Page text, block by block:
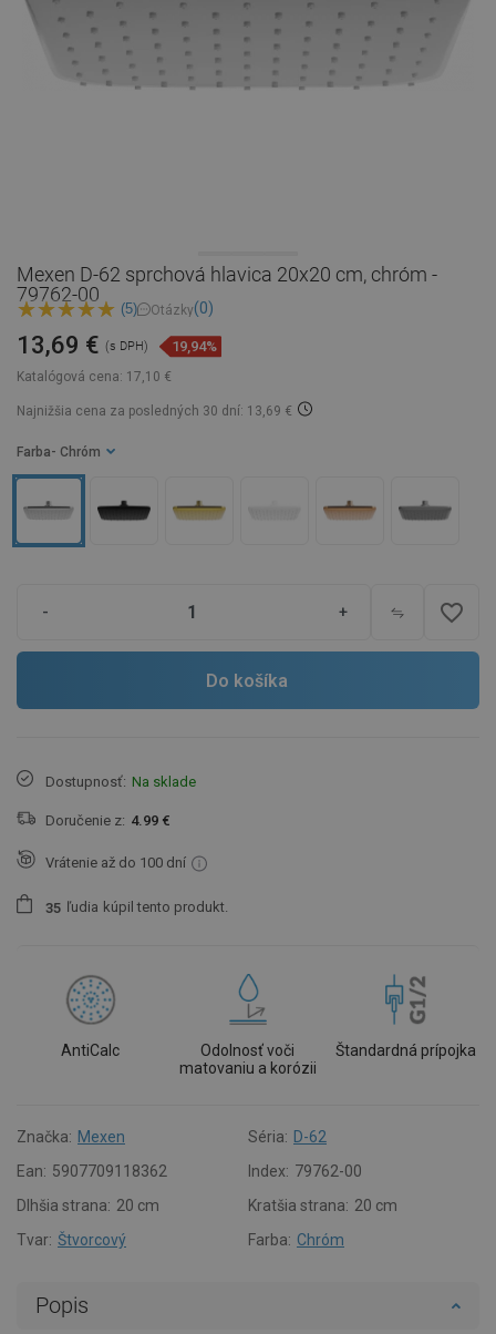
Mexen D-62 sprchová hlavica 20x20 cm, chróm -
79762-00
(5) Otázky(0)
Katalógová cena: 17,10 €
13,69 € (s DPH) 19,94%
Najnižšia cena za posledných 30 dní: 13,69 €
Farba - Chróm
- + favorite_border
Do košíka
Dostupnosť: Na sklade
Doručenie z: 4.99 €
Vrátenie až do 100 dní
35 ľudia kúpil tento produkt.
AntiCalc
Odolnosť voči
matovaniu a korózii
Štandardná prípojka
Značka: Mexen Séria: D-62
Ean: 5907709118362 Index: 79762-00
Dlhšia strana: 20 cm Kratšia strana: 20 cm
Tvar: Štvorcový Farba: Chróm
Popis